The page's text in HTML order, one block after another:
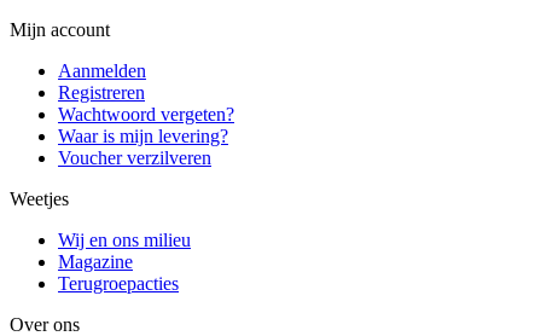
Mijn account
Aanmelden
Registreren
Wachtwoord vergeten?
Waar is mijn levering?
Voucher verzilveren
Weetjes
Wij en ons milieu
Magazine
Terugroepacties
Over ons